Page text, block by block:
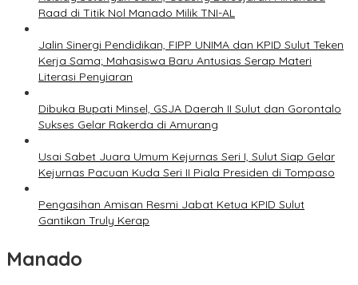
Raad di Titik Nol Manado Milik TNI-AL
Jalin Sinergi Pendidikan, FIPP UNIMA dan KPID Sulut Teken
Kerja Sama; Mahasiswa Baru Antusias Serap Materi
Literasi Penyiaran
Dibuka Bupati Minsel, GSJA Daerah II Sulut dan Gorontalo
Sukses Gelar Rakerda di Amurang
Usai Sabet Juara Umum Kejurnas Seri I, Sulut Siap Gelar
Kejurnas Pacuan Kuda Seri II Piala Presiden di Tompaso
Pengasihan Amisan Resmi Jabat Ketua KPID Sulut
Gantikan Truly Kerap
Manado